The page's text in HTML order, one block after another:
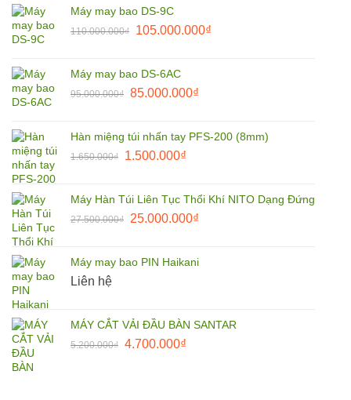
9.900.000₫.
7.500.000₫.
Máy may bao DS-9C
110.000.000₫
Giá
110.000.000₫.
105.000.000₫Giá
Máy may bao DS-6AC
95.000.000₫ Giá
95.000.000₫.
85.000.000₫Giá
là:
Hàn miệng túi nhấn tay PFS-200 (8mm)
1.650.000₫
Giá
1.650.000₫.
1.500.000₫Giá
là:
1.500.000₫.
Máy Hàn Túi Liên Tục Thổi Khí NITO Dạng Đứng
27.500.000₫
Giá
27.500.000₫.
25.000.000₫Giá
là:
Máy may bao PIN Haikani
Liên hệ
MÁY CẮT VẢI ĐẦU BÀN SANTAR
5.200.000₫ Giá
4.700.000₫Giá